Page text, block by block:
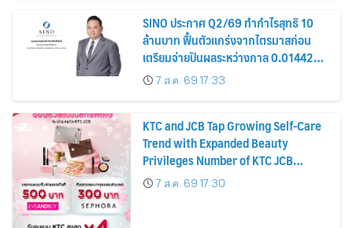
SINO ประกาศ Q2/69 ทำกำไรสุทธิ 10
ล้านบาท ฟื้นตัวแกร่งจากไตรมาสก่อน
เตรียมจ่ายปันผลระหว่างกาล 0.014423
บาทต่อหุ้น ครึ่งปีหลังมุ่งเติบโตต่อเนื่อง
7 ส.ค. 69 17:33
KTC and JCB Tap Growing Self-Care
Trend with Expanded Beauty
Privileges Number of KTC JCB
Cardmembers Spending on
Cosmetics Rises 26%
7 ส.ค. 69 17:30